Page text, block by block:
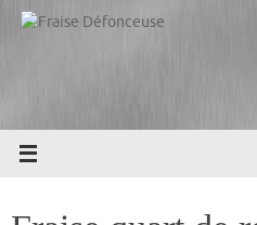
Passer